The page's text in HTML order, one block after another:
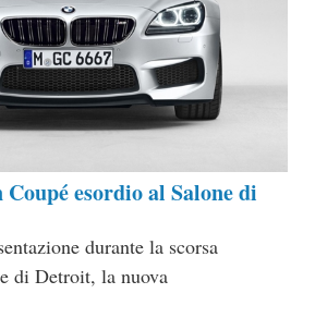
esordio al Salone di
durante la scorsa
di Detroit, la nuova